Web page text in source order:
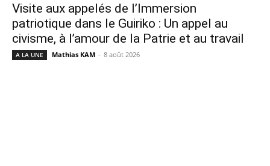
Visite aux appelés de l’Immersion
patriotique dans le Guiriko : Un appel au
civisme, à l’amour de la Patrie et au travail
A LA UNE Mathias KAM - 8 août 2026